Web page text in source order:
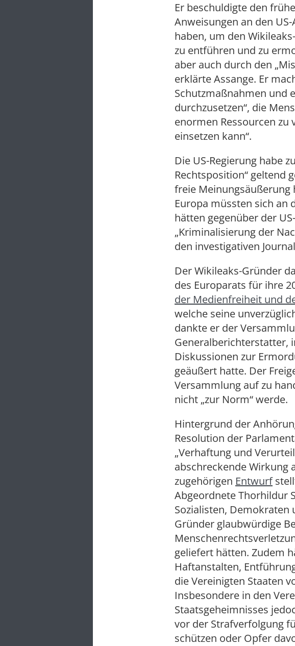
Er beschuldigte den
Anweisungen an den
haben, um den
zu entführen und zu
aber auch durch den
erklärte Assange. Er
Schutzmaßnahmen und
durchzusetzen“, die
enormen Ressourcen zu
einsetzen kann“.
Die US-Regierung habe
Rechtsposition“ geltend
freie Meinungsäußerung
Europa müssten sich an
hätten gegenüber der
„Kriminalisierung der
den investigativen
Der Wikileaks-Gründer
des Europarats für ihre
der Medienfreiheit und
welche seine
dankte er der
Generalberichterstatter,
Diskussionen zur
geäußert hatte. Der
Versammlung auf zu
nicht „zur Norm“ werde.
Hintergrund der
Resolution der
„Verhaftung und
abschreckende Wirkung
zugehörigen Entwurf
Abgeordnete Thorhildur
Sozialisten, Demokraten
Gründer glaubwürdige
geliefert hätten. Zudem
Haftanstalten,
die Vereinigten Staaten
Insbesondere in den
Staatsgeheimnisses
vor der Strafverfolgung
schützen oder Opfer